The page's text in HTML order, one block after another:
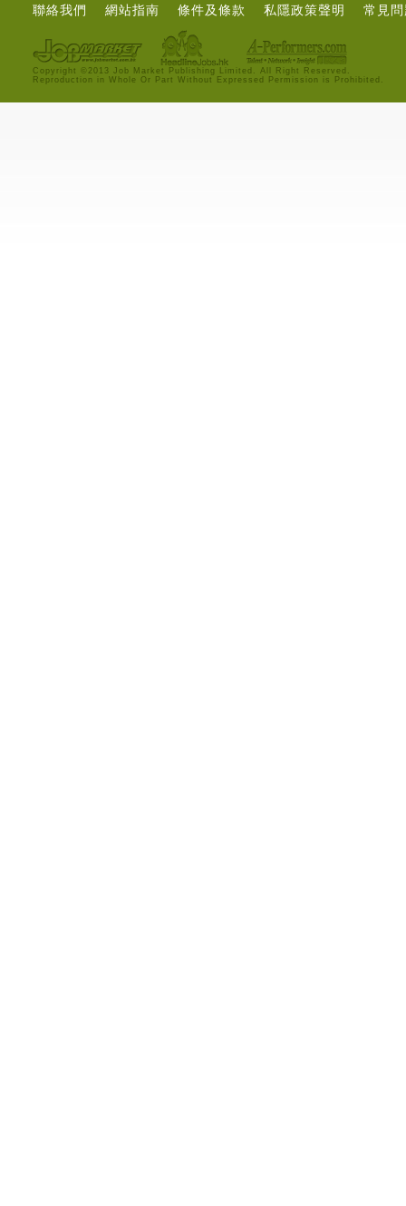
聯絡我們 網站指南 條件及條款 私隱政策聲明 常見
Copyright ©2013 Job Market Publishing Limited. All Right Reserved.
Reproduction in Whole Or Part Without Expressed Permission is Prohibited.